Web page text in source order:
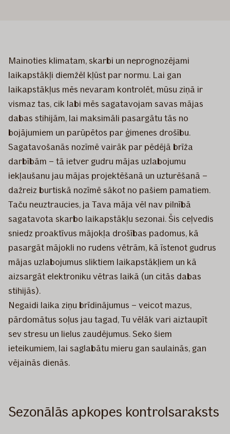
Mainoties klimatam, skarbi un neprognozējami
laikapstākļi diemžēl kļūst par normu. Lai gan
laikapstākļus mēs nevaram kontrolēt, mūsu ziņā ir
vismaz tas, cik labi mēs sagatavojam savas mājas
dabas stihijām, lai maksimāli pasargātu tās no
bojājumiem un parūpētos par ģimenes drošību.
Sagatavošanās nozīmē vairāk par pēdējā brīža
darbībām – tā ietver gudru mājas uzlabojumu
iekļaušanu jau mājas projektēšanā un uzturēšanā –
dažreiz burtiskā nozīmē sākot no pašiem pamatiem.
Taču neuztraucies, ja Tava māja vēl nav pilnībā
sagatavota skarbo laikapstākļu sezonai. Šis ceļvedis
sniedz proaktīvus mājokļa drošības padomus, kā
pasargāt mājokli no rudens vētrām, kā īstenot gudrus
mājas uzlabojumus sliktiem laikapstākļiem un kā
aizsargāt elektroniku vētras laikā (un citās dabas
stihijās).
Negaidi laika ziņu brīdinājumus – veicot mazus,
pārdomātus soļus jau tagad, Tu vēlāk vari aiztaupīt
sev stresu un lielus zaudējumus. Seko šiem
ieteikumiem, lai saglabātu mieru gan saulainās, gan
vējainās dienās.
Sezonālās apkopes kontrolsaraksts